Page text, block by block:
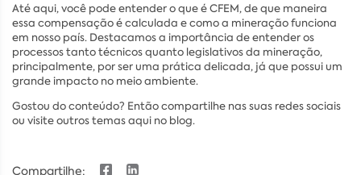
Até aqui, você pode entender o que é CFEM, de que maneira
essa compensação é calculada e como a mineração funciona
em nosso país. Destacamos a importância de entender os
processos tanto técnicos quanto legislativos da mineração,
principalmente, por ser uma prática delicada, já que possui um
grande impacto no meio ambiente.
Gostou do conteúdo? Então compartilhe nas suas redes sociais
ou visite outros temas aqui no blog.
Compartilhe: